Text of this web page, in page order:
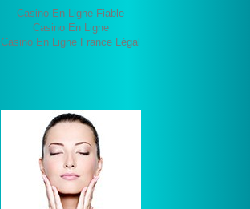
Casino En Ligne Fiable
Casino En Ligne
Casino En Ligne France Légal